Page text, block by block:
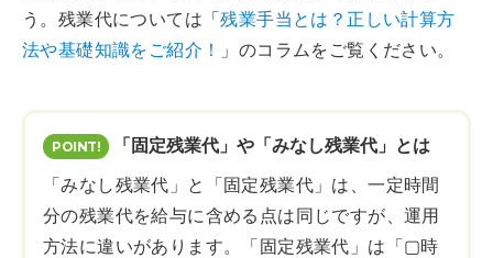
う。残業代については「残業手当とは？正しい計算方
法や基礎知識をご紹介！
」のコラムをご覧ください。
「固定残業代」や「みなし残業代」とは
「みなし残業代」と「固定残業代」は、一定時間
分の残業代を給与に含める点は同じですが、運用
方法に違いがあります。「固定残業代」は「▢時